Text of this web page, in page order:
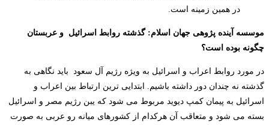
در همین زمینه است.
موسسه آینده پژوهی جهان اسلام: گذشته روابط اسرائیل و عربستان
چگونه بوده است؟
در مورد روابط اعراب و اسرائیل به ویژه رژیم آل سعود باید نگاهی به
گذشته نه چندان دور داشته باشیم. ابتدایی ترین ارتباط بین اعراب و
اسرائیل به پیمان کمپ دیوید مربوط می شود که یبن رژیم مصر و اسرائیل
بسته می شود و متعاقب آن هرکدام از کشورهای میانه رو عربی به صورت